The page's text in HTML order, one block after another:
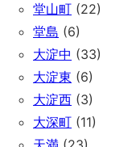
堂山町 (22)
堂島 (6)
大淀中 (33)
大淀東 (6)
大淀西 (3)
大深町 (11)